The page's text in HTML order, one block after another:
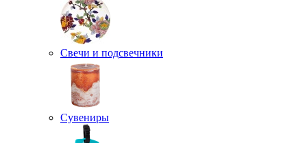
Свечи и подсвечники
Сувениры